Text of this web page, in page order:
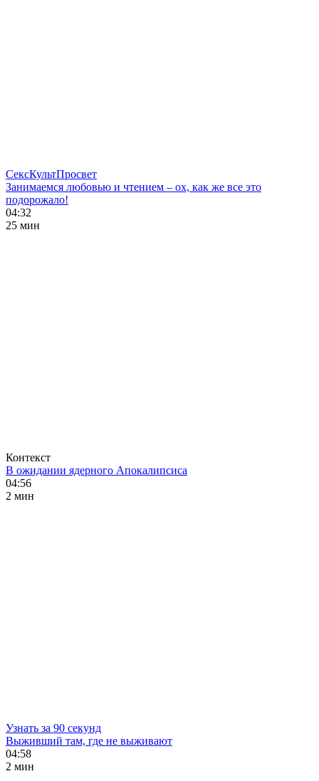
СексКультПросвет
Занимаемся любовью и чтением – ох, как же все это
подорожало!
04:32
25 мин
Контекст
В ожидании ядерного Апокалипсиса
04:56
2 мин
Узнать за 90 секунд
Выживший там, где не выживают
04:58
2 мин